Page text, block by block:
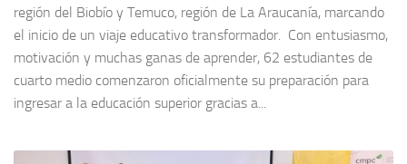
región del Biobío y Temuco, región de La Araucanía, marcando
el inicio de un viaje educativo transformador. Con entusiasmo,
motivación y muchas ganas de aprender, 62 estudiantes de
cuarto medio comenzaron oficialmente su preparación para
ingresar a la educación superior gracias a...